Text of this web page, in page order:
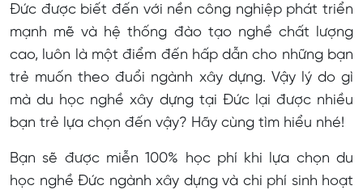
Đức được biết đến với nền công nghiệp phát triển
mạnh mẽ và hệ thống đào tạo nghề chất lượng
cao, luôn là một điểm đến hấp dẫn cho những bạn
trẻ muốn theo đuổi ngành xây dựng. Vậy lý do gì
mà du học nghề xây dựng tại Đức lại được nhiều
bạn trẻ lựa chọn đến vậy? Hãy cùng tìm hiểu nhé!
Bạn sẽ được miễn 100% học phí khi lựa chọn du
học nghề Đức ngành xây dựng và chi phí sinh hoạt